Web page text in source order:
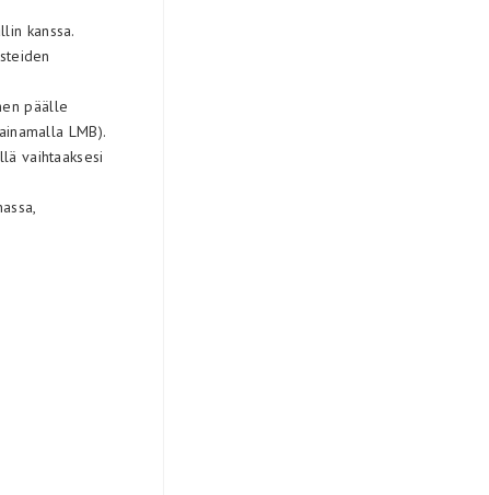
kanssa.
päälle
LMB).
vaihtaaksesi